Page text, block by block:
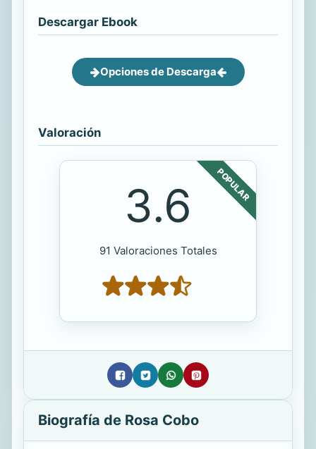
Descargar Ebook
Opciones de Descarga
Valoración
POPULAR
3.6
91 Valoraciones Totales
Biografía de Rosa Cobo